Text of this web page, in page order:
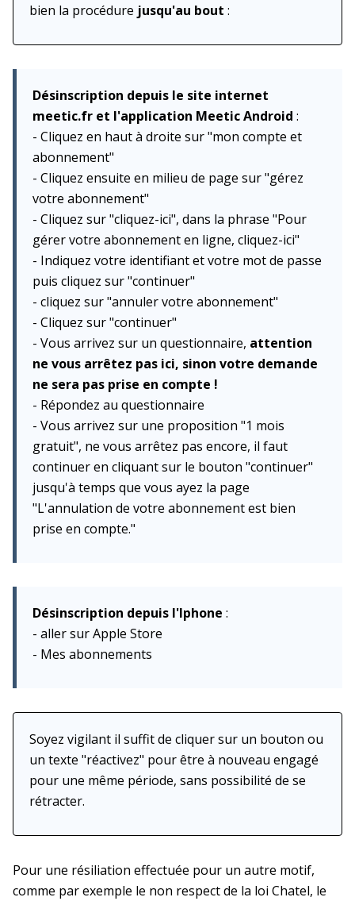
bien la procédure jusqu'au bout :
Désinscription depuis le site internet
meetic.fr et l'application Meetic Android :
- Cliquez en haut à droite sur "mon compte et
abonnement"
- Cliquez ensuite en milieu de page sur "gérez
votre abonnement"
- Cliquez sur "cliquez-ici", dans la phrase "Pour
gérer votre abonnement en ligne, cliquez-ici"
- Indiquez votre identifiant et votre mot de passe
puis cliquez sur "continuer"
- cliquez sur "annuler votre abonnement"
- Cliquez sur "continuer"
- Vous arrivez sur un questionnaire, attention
ne vous arrêtez pas ici, sinon votre demande
ne sera pas prise en compte !
- Répondez au questionnaire
- Vous arrivez sur une proposition "1 mois
gratuit", ne vous arrêtez pas encore, il faut
continuer en cliquant sur le bouton "continuer"
jusqu'à temps que vous ayez la page
"L'annulation de votre abonnement est bien
prise en compte."
Désinscription depuis l'Iphone :
- aller sur Apple Store
- Mes abonnements
Soyez vigilant il suffit de cliquer sur un bouton ou
un texte "réactivez" pour être à nouveau engagé
pour une même période, sans possibilité de se
rétracter.
Pour une résiliation effectuée pour un autre motif,
comme par exemple le non respect de la loi Chatel, le